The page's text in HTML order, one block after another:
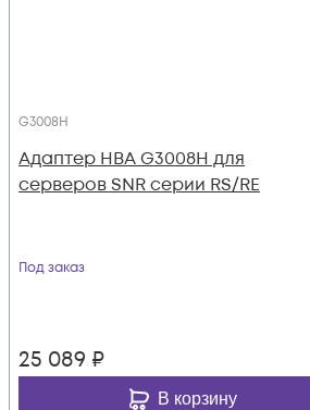
G3008H
Адаптер HBA G3008H для
серверов SNR серии RS/RE
Под заказ
25 089 ₽
В корзину